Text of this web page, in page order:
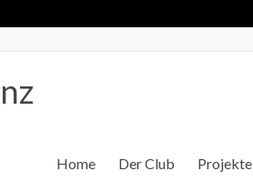
Home Der Club Projekte